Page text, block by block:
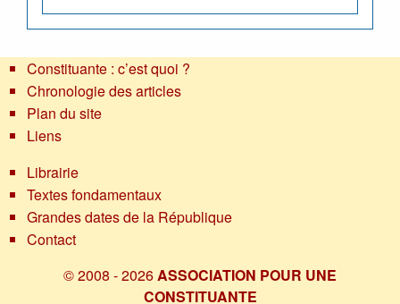
Constituante : c’est quoi ?
Chronologie des articles
Plan du site
Liens
Librairie
Textes fondamentaux
Grandes dates de la République
Contact
© 2008 - 2026ASSOCIATION POUR UNE
CONSTITUANTE